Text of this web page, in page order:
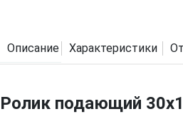
Описание Характеристики
Ролик подающий